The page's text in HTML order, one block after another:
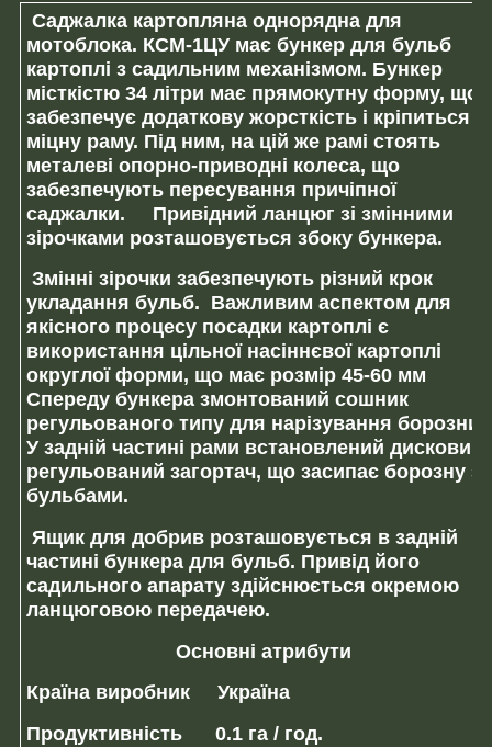
Саджалка картопляна однорядна для
мотоблока. КСМ-1ЦУ має бункер для бульб
картоплі з садильним механізмом. Бункер
місткістю 34 літри має прямокутну форму, що
забезпечує додаткову жорсткість і кріпиться
міцну раму. Під ним, на цій же рамі стоять
металеві опорно-приводні колеса, що
забезпечують пересування причіпної
саджалки.
Привідний ланцюг зі змінними
зірочками розташовується збоку бункера.
Змінні зірочки забезпечують різний крок
укладання бульб. Важливим аспектом для
якісного процесу посадки картоплі є
використання цільної насіннєвої картоплі
округлої форми, що має розмір 45-60 мм
Спереду бункера змонтований сошник
регульованого типу для нарізування борозни.
У задній частині рами встановлений дисковий
регульований загортач, що засипає борозну з
бульбами.
Ящик для добрив розташовується в задній
частині бункера для бульб. Привід його
садильного апарату здійснюється окремою
ланцюговою передачею.
Основні атрибути
Країна виробник
Україна
Продуктивність
0.1 га / год.